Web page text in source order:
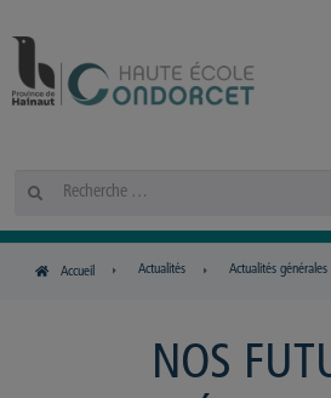
Rechercher
Accueil Actualités Actualités générales
NOS